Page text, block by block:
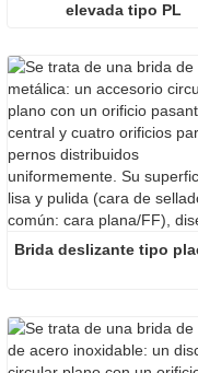
elevada tipo PL
Brida deslizante tipo